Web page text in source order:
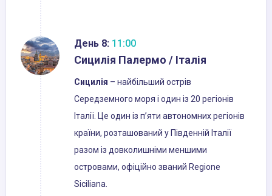
День 8: 11:00
Сицилія Палермо / Італія
Сицилія – найбільший острів
Середземного моря і один із 20 регіонів
Італії. Це один із п’яти автономних регіонів
країни, розташований у Південній Італії
разом із довколишніми меншими
островами, офіційно званий Regione
Siciliana.